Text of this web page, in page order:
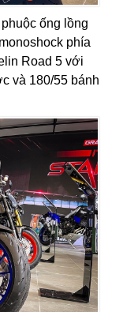
ống lồng
phía
Road 5 với
và 180/55 bánh